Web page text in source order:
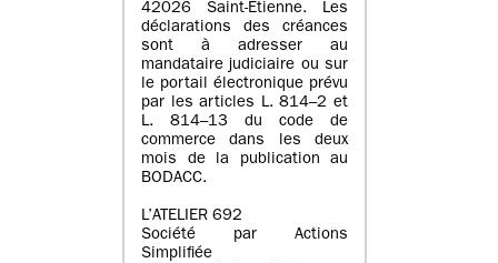
42026 Saint-Étienne. Les
déclarations des créances
sont à adresser au
mandataire judiciaire ou sur
le portail électronique prévu
par les articles L. 814–2 et
L. 814–13 du code de
commerce dans les deux
mois de la publication au
BODACC.
L’ATELIER 692
Société par Actions
Simplifiée